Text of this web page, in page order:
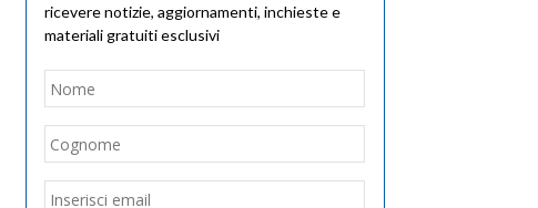
ricevere notizie, aggiornamenti, inchieste e
materiali gratuiti esclusivi
Nome
Email